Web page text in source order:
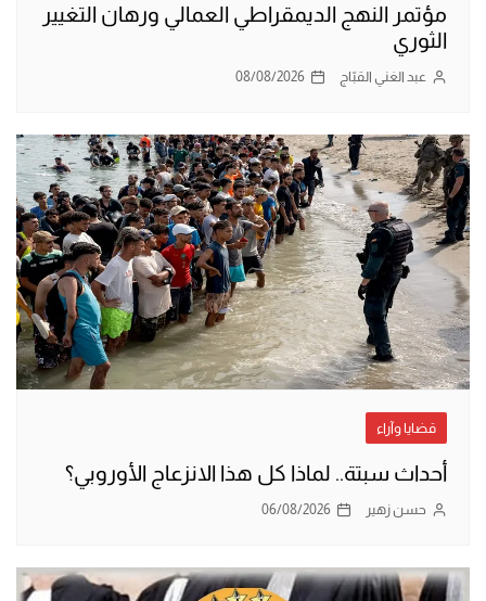
مؤتمر النهج الديمقراطي العمالي ورهان التغيير
الثوري
عبد الغني القبّاج 08/08/2026
قضايا وآراء
أحداث سبتة.. لماذا كل هذا الانزعاج الأوروبي؟
حسن زهير 06/08/2026